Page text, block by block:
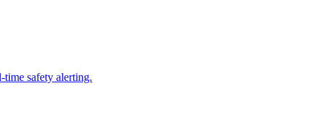
safety alerting.